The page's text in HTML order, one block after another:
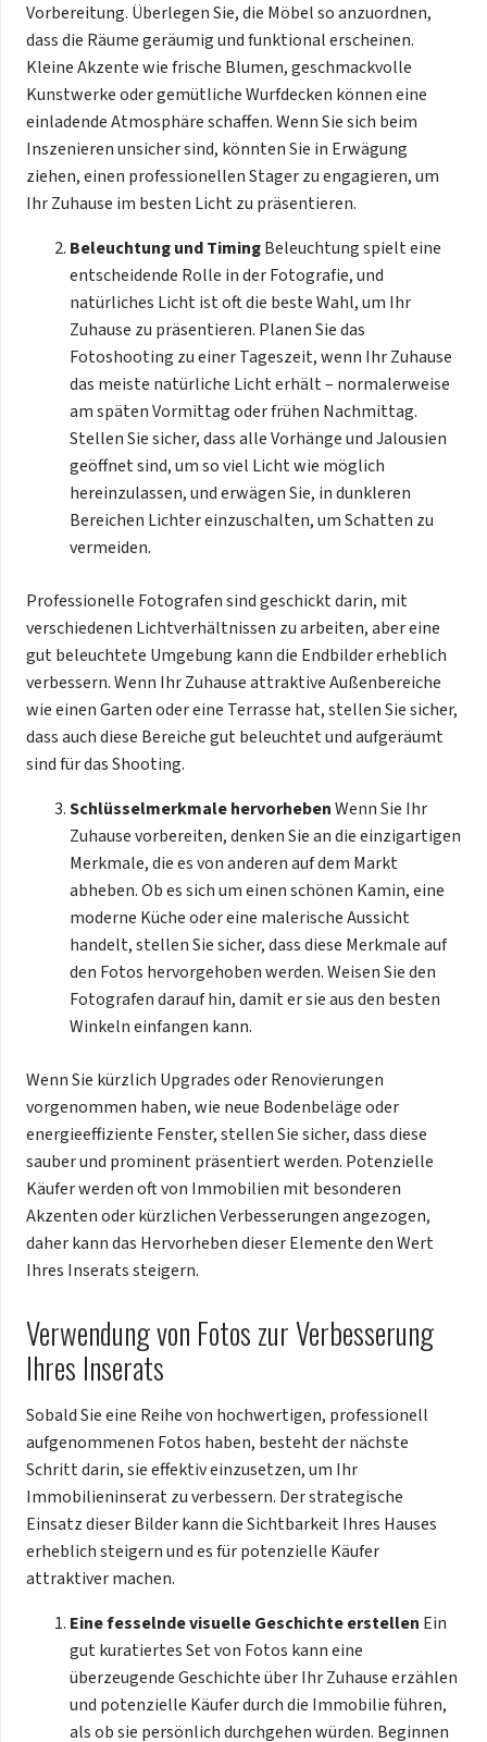
Vorbereitung. Überlegen Sie, die Möbel so anzuordnen,
dass die Räume geräumig und funktional erscheinen.
Kleine Akzente wie frische Blumen, geschmackvolle
Kunstwerke oder gemütliche Wurfdecken können eine
einladende Atmosphäre schaffen. Wenn Sie sich beim
Inszenieren unsicher sind, könnten Sie in Erwägung
ziehen, einen professionellen Stager zu engagieren, um
Ihr Zuhause im besten Licht zu präsentieren.
Beleuchtung und TimingBeleuchtung spielt eine
entscheidende Rolle in der Fotografie, und
natürliches Licht ist oft die beste Wahl, um Ihr
Zuhause zu präsentieren. Planen Sie das
Fotoshooting zu einer Tageszeit, wenn Ihr Zuhause
das meiste natürliche Licht erhält – normalerweise
am späten Vormittag oder frühen Nachmittag.
Stellen Sie sicher, dass alle Vorhänge und Jalousien
geöffnet sind, um so viel Licht wie möglich
hereinzulassen, und erwägen Sie, in dunkleren
Bereichen Lichter einzuschalten, um Schatten zu
vermeiden.
Professionelle Fotografen sind geschickt darin, mit
verschiedenen Lichtverhältnissen zu arbeiten, aber eine
gut beleuchtete Umgebung kann die Endbilder erheblich
verbessern. Wenn Ihr Zuhause attraktive Außenbereiche
wie einen Garten oder eine Terrasse hat, stellen Sie sicher,
dass auch diese Bereiche gut beleuchtet und aufgeräumt
sind für das Shooting.
Schlüsselmerkmale hervorhebenWenn Sie Ihr
Zuhause vorbereiten, denken Sie an die einzigartigen
Merkmale, die es von anderen auf dem Markt
abheben. Ob es sich um einen schönen Kamin, eine
moderne Küche oder eine malerische Aussicht
handelt, stellen Sie sicher, dass diese Merkmale auf
den Fotos hervorgehoben werden. Weisen Sie den
Fotografen darauf hin, damit er sie aus den besten
Winkeln einfangen kann.
Wenn Sie kürzlich Upgrades oder Renovierungen
vorgenommen haben, wie neue Bodenbeläge oder
energieeffiziente Fenster, stellen Sie sicher, dass diese
sauber und prominent präsentiert werden. Potenzielle
Käufer werden oft von Immobilien mit besonderen
Akzenten oder kürzlichen Verbesserungen angezogen,
daher kann das Hervorheben dieser Elemente den Wert
Ihres Inserats steigern.
Verwendung von Fotos zur Verbesserung
Ihres Inserats
Sobald Sie eine Reihe von hochwertigen, professionell
aufgenommenen Fotos haben, besteht der nächste
Schritt darin, sie effektiv einzusetzen, um Ihr
Immobilieninserat zu verbessern. Der strategische
Einsatz dieser Bilder kann die Sichtbarkeit Ihres Hauses
erheblich steigern und es für potenzielle Käufer
attraktiver machen.
Eine fesselnde visuelle Geschichte erstellen Ein
gut kuratiertes Set von Fotos kann eine
überzeugende Geschichte über Ihr Zuhause erzählen
und potenzielle Käufer durch die Immobilie führen,
als ob sie persönlich durchgehen würden. Beginnen